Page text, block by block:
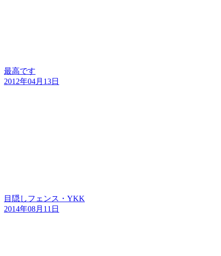
最高です
2012年04月13日
目隠しフェンス・YKK
2014年08月11日